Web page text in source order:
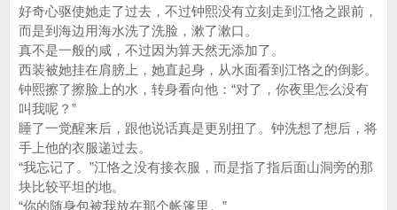
好奇心驱使她走了过去，不过钟熙没有立刻走到江恪之跟前，
而是到海边用海水洗了洗脸，漱了漱口。
真不是一般的咸，不过因为算天然无添加了。
西装被她挂在肩膀上，她直起身，从水面看到江恪之的倒影。
钟熙擦了擦脸上的水，转身看向他：“对了，你夜里怎么没有
叫我呢？”
睡了一觉醒来后，跟他说话真是更别扭了。钟洗想了想后，将
手上他的衣服递过去。
“我忘记了。”江恪之没有接衣服，而是指了指后面山洞旁的那
块比较平坦的地。
“你的随身包被我放在那个帐篷里。”